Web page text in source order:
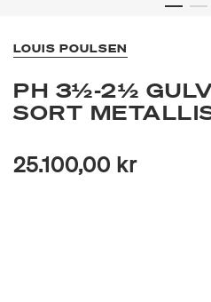
LOUIS POULSEN
PH 3½-2½
SORT
25.100,00 kr